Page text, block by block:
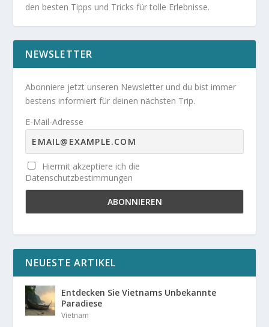
den besten Tipps und Tricks für tolle Erlebnisse.
NEWSLETTER
Abonniere jetzt unseren Newsletter und du bist immer
bestens informiert für deinen nächsten Trip.
E-Mail-Adresse
Hiermit akzeptiere ich die
Datenschutzbestimmungen
NEUESTE ARTIKEL
Entdecken Sie Vietnams Unbekannte
Paradiese
Vietnam